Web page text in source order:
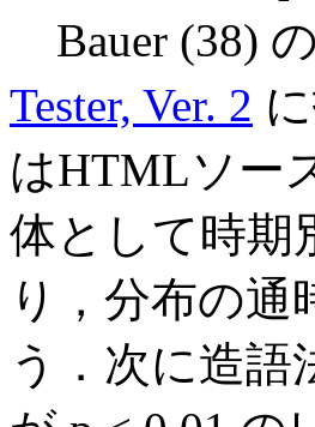
Bauer (38)
Tester, Ver. 2
はHTMLソー
体として時期
り，分布の
う．次に造語